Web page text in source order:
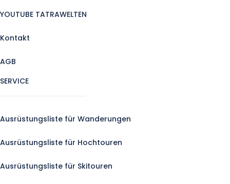
YOUTUBE TATRAWELTEN
Kontakt
AGB
SERVICE
Ausrüstungsliste für Wanderungen
Ausrüstungsliste für Hochtouren
Ausrüstungsliste für Skitouren